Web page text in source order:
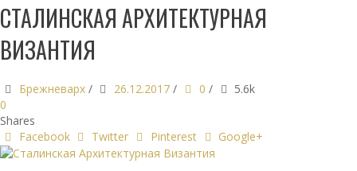
СТАЛИНСКАЯ АРХИТЕКТУРНАЯ
ВИЗАНТИЯ
Брежневарх / 26.12.2017 / 0 /
5.6k
0
Shares
Facebook
Twitter Pinterest Google+